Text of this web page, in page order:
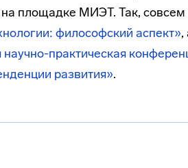
площадке МИЭТ. Так,
философский аспект»,
практическая
развития».